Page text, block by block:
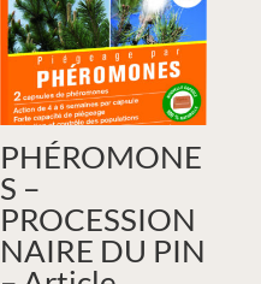
PHÉROMONE
S –
PROCESSION
NAIRE DU PIN